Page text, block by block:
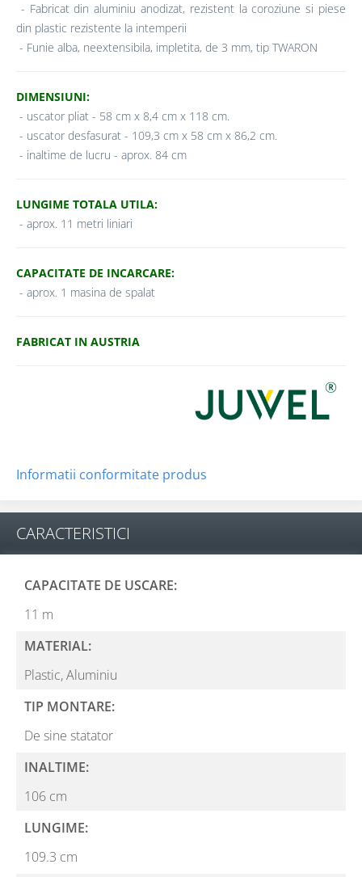
- Fabricat din aluminiu anodizat, rezistent la coroziune si piese
din plastic rezistente la intemperii
- Funie alba, neextensibila, impletita, de 3 mm, tip TWARON
DIMENSIUNI:
- uscator pliat - 58 cm x 8,4 cm x 118 cm.
- uscator desfasurat - 109,3 cm x 58 cm x 86,2 cm.
- inaltime de lucru - aprox. 84 cm
LUNGIME TOTALA UTILA:
- aprox. 11 metri liniari
CAPACITATE DE INCARCARE:
- aprox. 1 masina de spalat
FABRICAT IN AUSTRIA
Informatii conformitate produs
CARACTERISTICI
CAPACITATE DE USCARE:
11 m
MATERIAL:
Plastic,Aluminiu
TIP MONTARE:
De sine statator
INALTIME:
106 cm
LUNGIME:
109.3 cm